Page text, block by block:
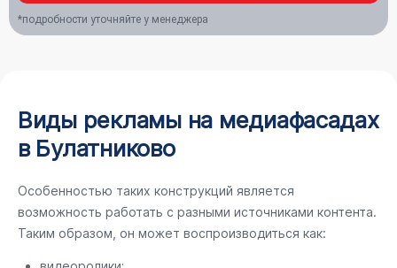
*подробности уточняйте у менеджера
Виды рекламы на медиафасадах
в Булатниково
Особенностью таких конструкций является
возможность работать с разными источниками контента.
Таким образом, он может воспроизводиться как: